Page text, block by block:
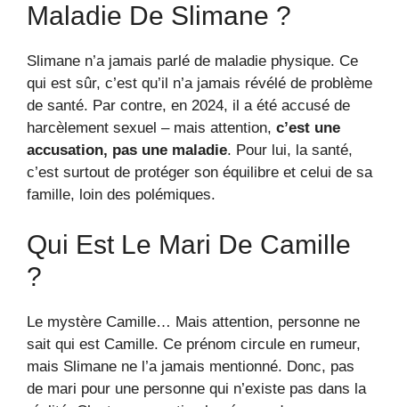
Maladie De Slimane ?
Slimane n’a jamais parlé de maladie physique. Ce
qui est sûr, c’est qu’il n’a jamais révélé de problème
de santé. Par contre, en 2024, il a été accusé de
harcèlement sexuel – mais attention, c’est une
accusation, pas une maladie. Pour lui, la santé,
c’est surtout de protéger son équilibre et celui de sa
famille, loin des polémiques.
Qui Est Le Mari De Camille
?
Le mystère Camille… Mais attention, personne ne
sait qui est Camille. Ce prénom circule en rumeur,
mais Slimane ne l’a jamais mentionné. Donc, pas
de mari pour une personne qui n’existe pas dans la